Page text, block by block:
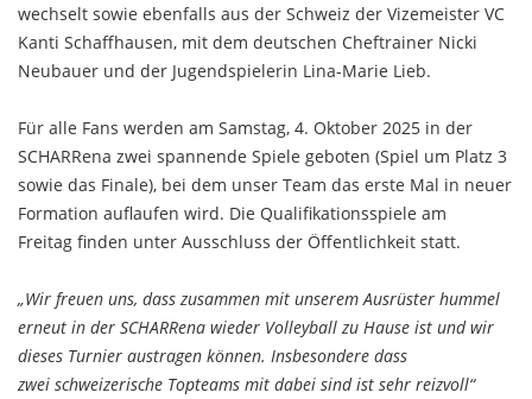
wechselt sowie ebenfalls aus der Schweiz der Vizemeister VC
Kanti Schaffhausen, mit dem deutschen Cheftrainer Nicki
Neubauer und der Jugendspielerin Lina-Marie Lieb.
Für alle Fans werden am Samstag, 4. Oktober 2025 in der
SCHARRena zwei spannende Spiele geboten (Spiel um Platz 3
sowie das Finale), bei dem unser Team das erste Mal in neuer
Formation auflaufen wird. Die Qualifikationsspiele am
Freitag finden unter Ausschluss der Öffentlichkeit statt.
„Wir freuen uns, dass zusammen mit unserem Ausrüster hummel
erneut in der SCHARRena wieder Volleyball zu Hause ist und wir
dieses Turnier austragen können. Insbesondere dass
zwei schweizerische Topteams mit dabei sind ist sehr reizvoll“